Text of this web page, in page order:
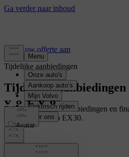
Vraag uw offerte aan
Tijdelijke aanbiedingen
Tijdelijke aanbiedingen
Bekijk de tijdelijke aanbiedingen en
uw nieuwe Volvo EX30.
Andere wagens